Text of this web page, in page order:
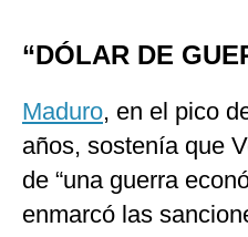
“DÓLAR DE
Maduro, en el pico
años, sostenía que
de “una guerra
enmarcó las